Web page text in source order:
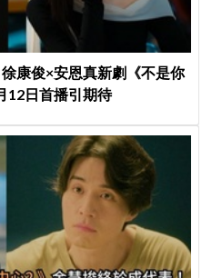
康俊×安恩真新劇《不是你
12日首播引期待